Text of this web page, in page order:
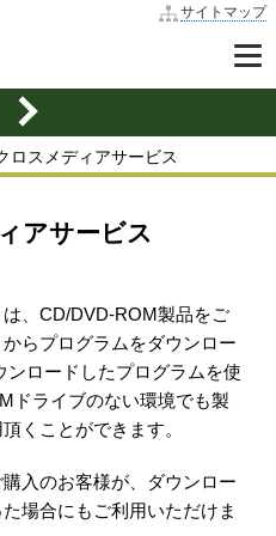
サイトマップ
ロスメディアサービス
アサービス
は、CD/DVD-ROM製品をご
らプログラムをダウンロー
ンロードしたプログラムを使
ドライブのない環境でも製
くことができます。
入のお客様が、ダウンロー
場合にもご利用いただけま